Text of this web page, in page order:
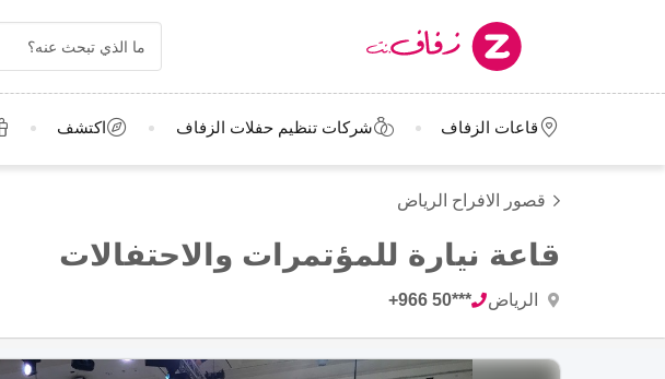
قاعات الزفاف شركات تنظيم حفلات الزفاف اكتشف
قصور الافراح الرياض
قاعة نيارة للمؤتمرات والاحتفالات
+966 50***